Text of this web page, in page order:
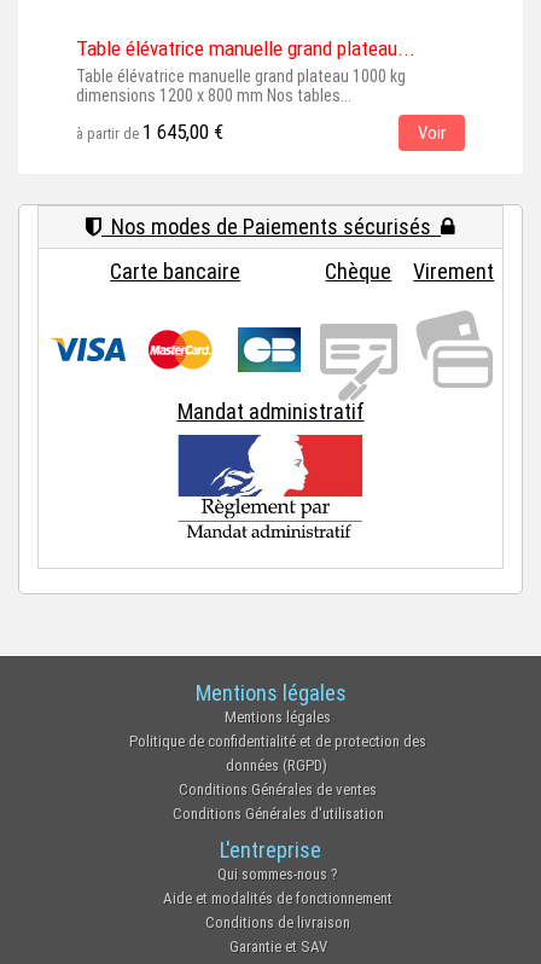
Table élévatrice manuelle grand plateau...
Table élévatrice manuelle grand plateau 1000 kg
dimensions 1200 x 800 mm Nos tables...
à partir de 1 645,00 € Voir
Nos modes de Paiements sécurisés
Carte bancaire
Chèque Virement
Mandat administratif
Mentions légales
Mentions légales
Politique de confidentialité et de protection des
données (RGPD)
Conditions Générales de ventes
Conditions Générales d'utilisation
L'entreprise
Qui sommes-nous ?
Aide et modalités de fonctionnement
Conditions de livraison
Garantie et SAV